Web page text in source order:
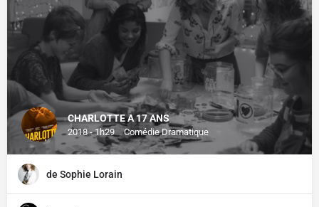
CHARLOTTE A 17 ANS
2018 - 1h29 Comédie Dramatique
de Sophie Lorain